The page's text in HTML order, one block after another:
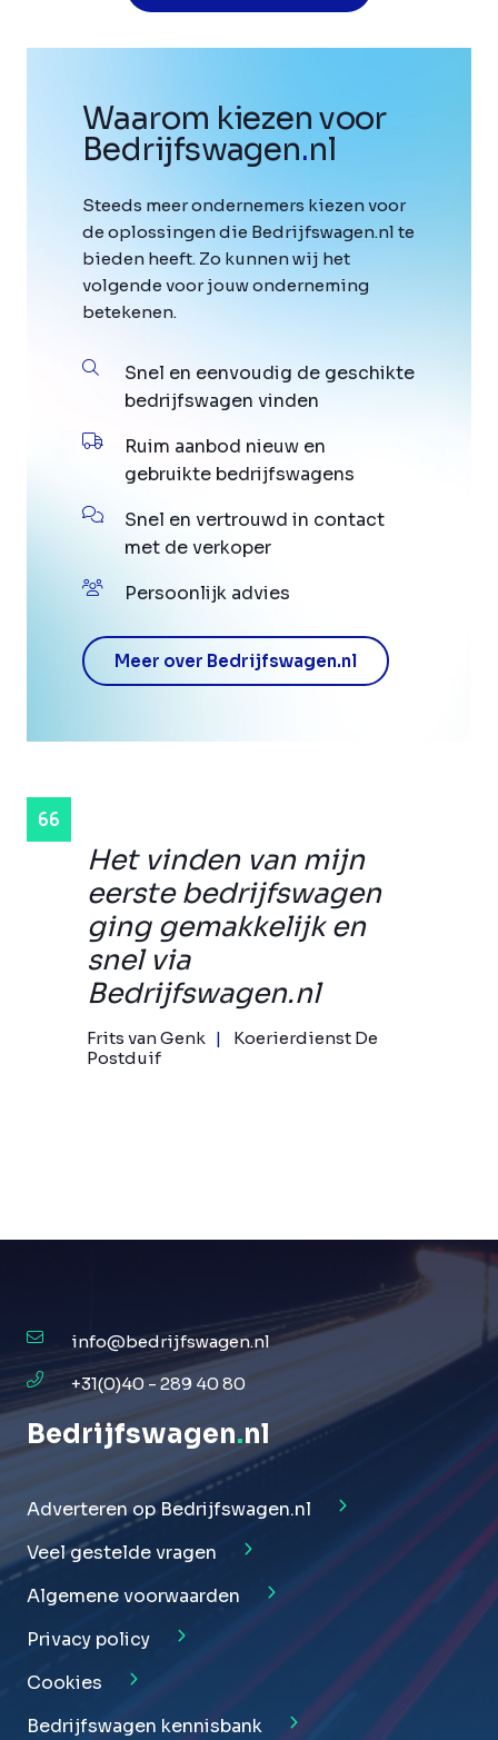
Het vinden van mijn
eerste bedrijfswagen
ging gemakkelijk en
snel via
Bedrijfswagen.nl
Frits van Genk
Koerierdienst De
Postduif
Waarom kiezen voor
Bedrijfswagen.nl
Steeds meer ondernemers kiezen voor
de oplossingen die Bedrijfswagen.nl te
bieden heeft. Zo kunnen wij het
volgende voor jouw onderneming
betekenen.
Snel en eenvoudig de geschikte
bedrijfswagen vinden
Ruim aanbod nieuw en
gebruikte bedrijfswagens
Snel en vertrouwd in contact
met de verkoper
Persoonlijk advies
Meer over Bedrijfswagen.nl
info@bedrijfswagen.nl
+31(0)40 - 289 40 80
Bedrijfswagen.nl
Adverteren op Bedrijfswagen.nl
Veel gestelde vragen
Algemene voorwaarden
Privacy policy
Cookies
Bedrijfswagen kennisbank